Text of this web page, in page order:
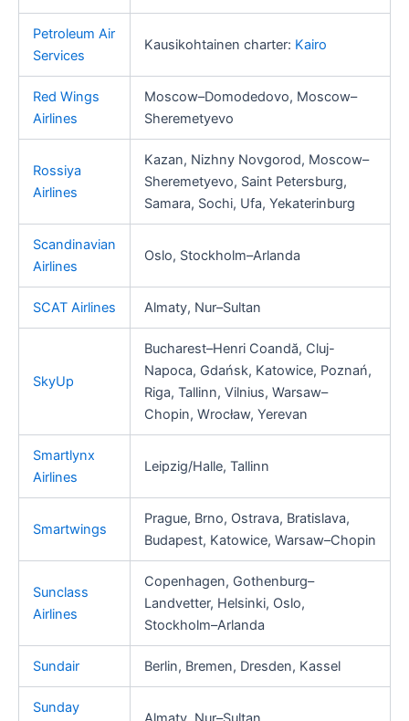
Petroleum Air
Services
Kausikohtainen charter: Kairo
Red Wings
Airlines
Moscow–Domodedovo, Moscow–
Sheremetyevo
Rossiya
Airlines
Kazan, Nizhny Novgorod, Moscow–
Sheremetyevo, Saint Petersburg,
Samara, Sochi, Ufa, Yekaterinburg
Scandinavian
Airlines
Oslo, Stockholm–Arlanda
SCAT Airlines Almaty, Nur–Sultan
SkyUp
Bucharest–Henri Coandă, Cluj-
Napoca, Gdańsk, Katowice, Poznań,
Riga, Tallinn, Vilnius, Warsaw–
Chopin, Wrocław, Yerevan
Smartlynx
Airlines
Leipzig/Halle, Tallinn
Smartwings
Prague, Brno, Ostrava, Bratislava,
Budapest, Katowice, Warsaw–Chopin
Sunclass
Airlines
Copenhagen, Gothenburg–
Landvetter, Helsinki, Oslo,
Stockholm–Arlanda
Sundair Berlin, Bremen, Dresden, Kassel
Sunday